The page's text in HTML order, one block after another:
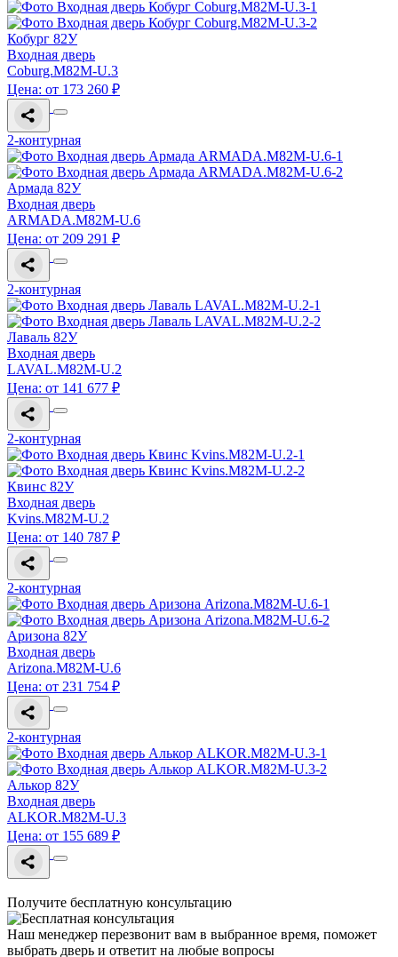
Кобург 82У
Входная дверь
Coburg.M82M-U.3
Цена: от 173 260 ₽
2-контурная
Армада 82У
Входная дверь
ARMADA.M82M-U.6
Цена: от 209 291 ₽
2-контурная
Лаваль 82У
Входная дверь
LAVAL.M82M-U.2
Цена: от 141 677 ₽
2-контурная
Квинс 82У
Входная дверь
Kvins.M82M-U.2
Цена: от 140 787 ₽
2-контурная
Аризона 82У
Входная дверь
Arizona.M82M-U.6
Цена: от 231 754 ₽
2-контурная
Алькор 82У
Входная дверь
ALKOR.M82M-U.3
Цена: от 155 689 ₽
Получите бесплатную консультацию
Наш менеджер перезвонит вам в выбранное время, поможет
выбрать дверь и ответит на любые вопросы